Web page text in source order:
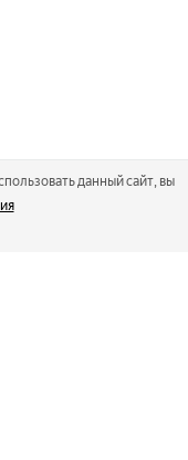
данный сайт, вы